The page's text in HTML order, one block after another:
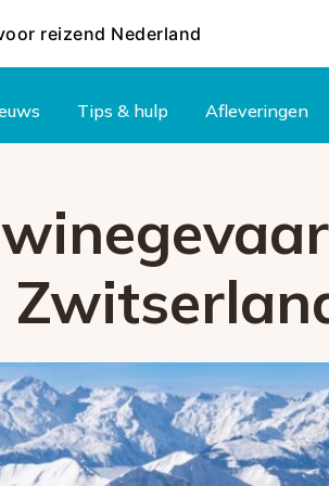
reizend Nederland
Tips & hulp Afleveringen